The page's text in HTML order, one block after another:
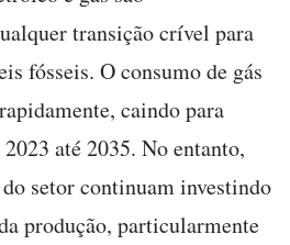
transição crível para
fósseis. O consumo de gás
caindo para
até 2035. No entanto,
do setor continuam investindo
produção, particularmente